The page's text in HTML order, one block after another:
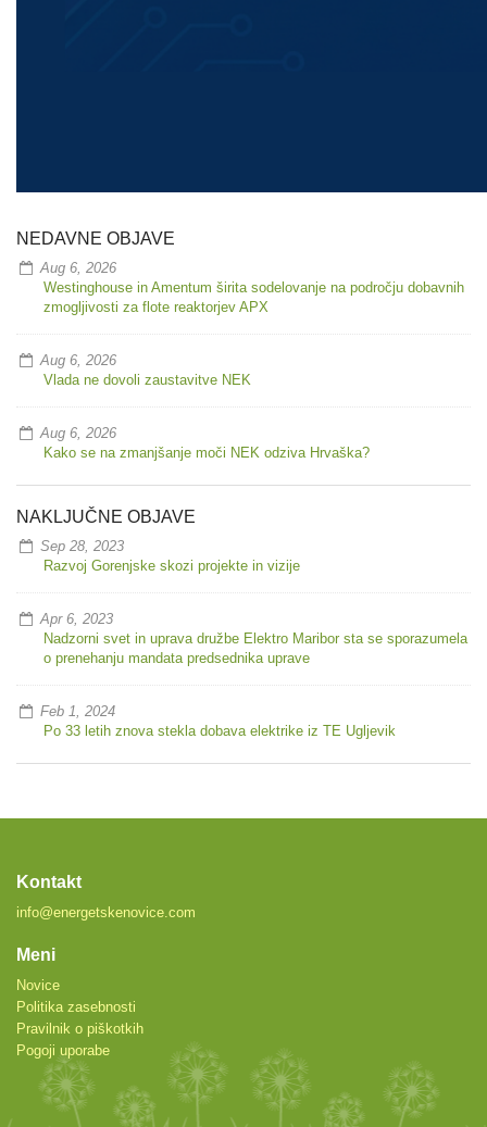
NEDAVNE OBJAVE
Aug 6, 2026
Westinghouse in Amentum širita sodelovanje na področju dobavnih
zmogljivosti za flote reaktorjev APX
Aug 6, 2026
Vlada ne dovoli zaustavitve NEK
Aug 6, 2026
Kako se na zmanjšanje moči NEK odziva Hrvaška?
NAKLJUČNE OBJAVE
Sep 28, 2023
Razvoj Gorenjske skozi projekte in vizije
Apr 6, 2023
Nadzorni svet in uprava družbe Elektro Maribor sta se sporazumela
o prenehanju mandata predsednika uprave
Feb 1, 2024
Po 33 letih znova stekla dobava elektrike iz TE Ugljevik
Kontakt
info@energetskenovice.com
Meni
Novice
Politika zasebnosti
Pravilnik o piškotkih
Pogoji uporabe